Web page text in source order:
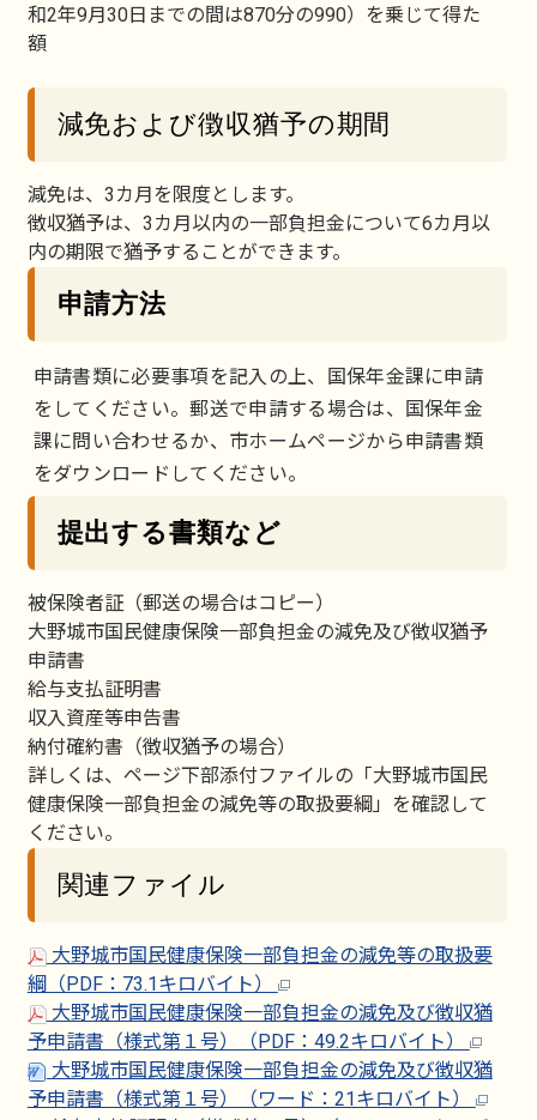
和2年9月30日までの間は870分の990）を乗じて得た
額
減免および徴収猶予の期間
減免は、3カ月を限度とします。
徴収猶予は、3カ月以内の一部負担金について6カ月以
内の期限で猶予することができます。
申請方法
申請書類に必要事項を記入の上、国保年金課に申請
をしてください。郵送で申請する場合は、国保年金
課に問い合わせるか、市ホームページから申請書類
をダウンロードしてください。
提出する書類など
被保険者証（郵送の場合はコピー）
大野城市国民健康保険一部負担金の減免及び徴収猶予
申請書
給与支払証明書
収入資産等申告書
納付確約書（徴収猶予の場合）
詳しくは、ページ下部添付ファイルの「大野城市国民
健康保険一部負担金の減免等の取扱要綱」を確認して
ください。
関連ファイル
大野城市国民健康保険一部負担金の減免等の取扱要
綱（PDF：73.1キロバイト）
大野城市国民健康保険一部負担金の減免及び徴収猶
予申請書（様式第１号）（PDF：49.2キロバイト）
大野城市国民健康保険一部負担金の減免及び徴収猶
予申請書（様式第１号）（ワード：21キロバイト）